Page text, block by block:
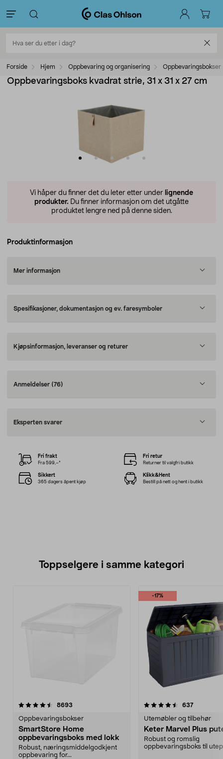
Forside Hjem Oppbevaring og organisering Oppbevaringsbokser
Oppbevaringsboks kvadrat strie, 31 x 31 x 27 cm
Vi håper du finner det du leter etter under lignende
produkter. Du finner informasjon om det utgåtte
produktet lengre ned på denne siden.
Produktinformasjon
Mer informasjon
Spesifikasjoner, dokumentasjon og ev. faresymboler
Kjøpsinformasjon, leveranser og returer
Anmeldelser (76)
Eksperten svarer
Fri frakt
Fra 599,–*
Fri retur
Returner til valgfri butikk
Sikkert
365 dagers åpent kjøp
Klikk&Hent
Bestill på nett og hent i butikk
Toppselgere i samme kategori
8693
Oppbevaringsbokser
SmartStore Home
oppbevaringsboks med lokk
Robust, næringsmiddelgodkjent
oppbevaring for...
-17%
4.5 av 5 stjerner 637
Utemøbler og tilbehør
Keter Marvel Plus
Robust og romslig
oppbevaringsboks til
4.5 av 5 stjerner